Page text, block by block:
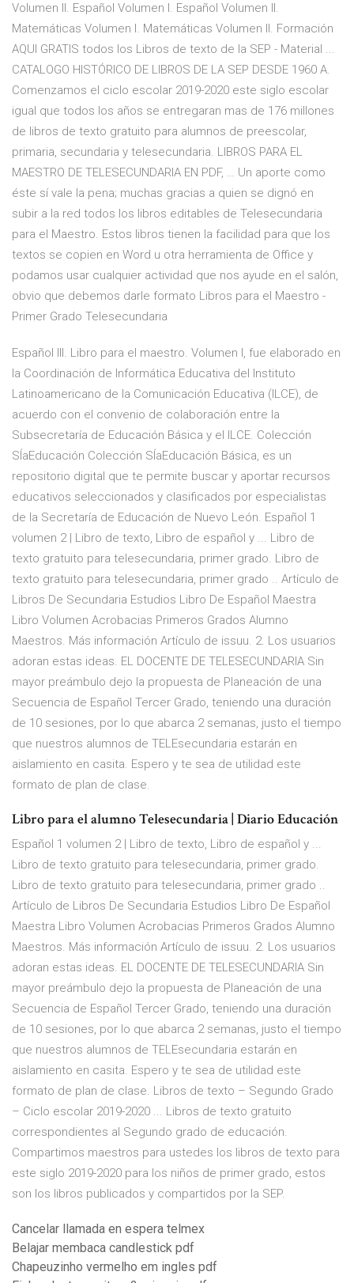
Volumen II. Español Volumen I. Español Volumen II.
Matemáticas Volumen I. Matemáticas Volumen II. Formación
AQUI GRATIS todos los Libros de texto de la SEP - Material ...
CATALOGO HISTÓRICO DE LIBROS DE LA SEP DESDE 1960 A.
Comenzamos el ciclo escolar 2019-2020 este siglo escolar
igual que todos los años se entregaran mas de 176 millones
de libros de texto gratuito para alumnos de preescolar,
primaria, secundaria y telesecundaria. LIBROS PARA EL
MAESTRO DE TELESECUNDARIA EN PDF, … Un aporte como
éste sí vale la pena; muchas gracias a quien se dignó en
subir a la red todos los libros editables de Telesecundaria
para el Maestro. Estos libros tienen la facilidad para que los
textos se copien en Word u otra herramienta de Office y
podamos usar cualquier actividad que nos ayude en el salón,
obvio que debemos darle formato Libros para el Maestro -
Primer Grado Telesecundaria
Español III. Libro para el maestro. Volumen I, fue elaborado en
la Coordinación de Informática Educativa del Instituto
Latinoamericano de la Comunicación Educativa (ILCE), de
acuerdo con el convenio de colaboración entre la
Subsecretaría de Educación Básica y el ILCE. Colección
SÍaEducación Colección SÍaEducación Básica, es un
repositorio digital que te permite buscar y aportar recursos
educativos seleccionados y clasificados por especialistas
de la Secretaría de Educación de Nuevo León. Español 1
volumen 2 | Libro de texto, Libro de español y ... Libro de
texto gratuito para telesecundaria, primer grado. Libro de
texto gratuito para telesecundaria, primer grado .. Artículo de
Libros De Secundaria Estudios Libro De Español Maestra
Libro Volumen Acrobacias Primeros Grados Alumno
Maestros. Más información Artículo de issuu. 2. Los usuarios
adoran estas ideas. EL DOCENTE DE TELESECUNDARIA Sin
mayor preámbulo dejo la propuesta de Planeación de una
Secuencia de Español Tercer Grado, teniendo una duración
de 10 sesiones, por lo que abarca 2 semanas, justo el tiempo
que nuestros alumnos de TELEsecundaria estarán en
aislamiento en casita. Espero y te sea de utilidad este
formato de plan de clase.
Libro para el alumno Telesecundaria | Diario Educación
Español 1 volumen 2 | Libro de texto, Libro de español y ...
Libro de texto gratuito para telesecundaria, primer grado.
Libro de texto gratuito para telesecundaria, primer grado ..
Artículo de Libros De Secundaria Estudios Libro De Español
Maestra Libro Volumen Acrobacias Primeros Grados Alumno
Maestros. Más información Artículo de issuu. 2. Los usuarios
adoran estas ideas. EL DOCENTE DE TELESECUNDARIA Sin
mayor preámbulo dejo la propuesta de Planeación de una
Secuencia de Español Tercer Grado, teniendo una duración
de 10 sesiones, por lo que abarca 2 semanas, justo el tiempo
que nuestros alumnos de TELEsecundaria estarán en
aislamiento en casita. Espero y te sea de utilidad este
formato de plan de clase. Libros de texto – Segundo Grado
– Ciclo escolar 2019-2020 ... Libros de texto gratuito
correspondientes al Segundo grado de educación.
Compartimos maestros para ustedes los libros de texto para
este siglo 2019-2020 para los niños de primer grado, estos
son los libros publicados y compartidos por la SEP.
Cancelar llamada en espera telmex
Belajar membaca candlestick pdf
Chapeuzinho vermelho em ingles pdf